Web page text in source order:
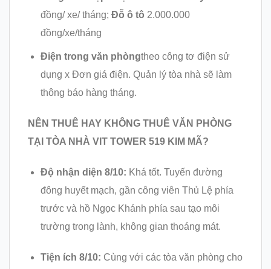
đồng/ xe/ tháng; Đỗ ô tô 2.000.000
đồng/xe/tháng
Điện trong văn phòngtheo công tơ điện sử
dụng x Đơn giá điện. Quản lý tòa nhà sẽ làm
thông báo hàng tháng.
NÊN THUÊ HAY KHÔNG THUÊ VĂN PHÒNG
TẠI TÒA NHÀ VIT TOWER 519 KIM MÃ?
Độ nhận diện 8/10: Khá tốt. Tuyến đường
đông huyết mạch, gần công viên Thủ Lệ phía
trước và hồ Ngọc Khánh phía sau tạo môi
trường trong lành, không gian thoáng mát.
Tiện ích 8/10: Cùng với các tòa văn phòng cho